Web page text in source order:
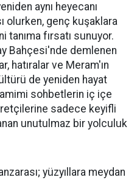
aynı heyecanı
olurken, genç kuşaklara
tanıma fırsatı sunuyor.
Bahçesi'nde demlenen
hatıralar ve Meram'ın
de yeniden hayat
sohbetlerin iç içe
sadece keyifli
unutulmaz bir yolculuk
yüzyıllara meydan